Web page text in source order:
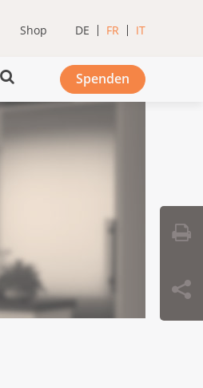
Shop DE FR IT
Spenden